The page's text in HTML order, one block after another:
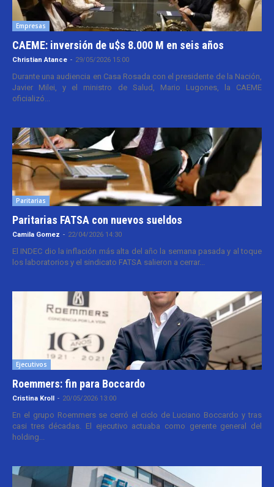
Empresas
CAEME: inversión de u$s 8.000 M en seis años
Christian Atance - 29/05/2026 15:00
Durante una audiencia en Casa Rosada con el presidente de la Nación,
Javier Milei, y el ministro de Salud, Mario Lugones, la CAEME
oficializó...
Paritarias
Paritarias FATSA con nuevos sueldos
Camila Gomez - 22/04/2026 14:30
El INDEC dio la inflación más alta del año la semana pasada y al toque
los laboratorios y el sindicato FATSA salieron a cerrar...
Ejecutivos
Roemmers: fin para Boccardo
Cristina Kroll - 20/05/2026 13:00
En el grupo Roemmers se cerró el ciclo de Luciano Boccardo y tras
casi tres décadas. El ejecutivo actuaba como gerente general del
holding...